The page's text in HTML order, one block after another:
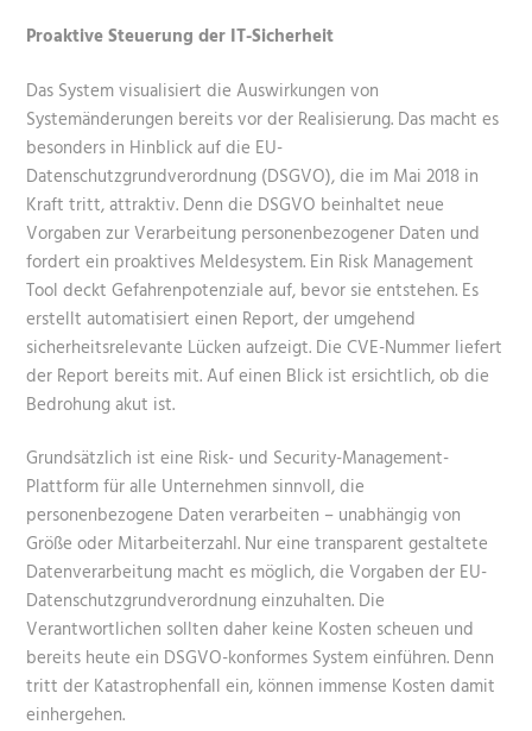
Proaktive Steuerung der IT-Sicherheit
Das System visualisiert die Auswirkungen von
Systemänderungen bereits vor der Realisierung. Das macht es
besonders in Hinblick auf die EU-
Datenschutzgrundverordnung (DSGVO), die im Mai 2018 in
Kraft tritt, attraktiv. Denn die DSGVO beinhaltet neue
Vorgaben zur Verarbeitung personenbezogener Daten und
fordert ein proaktives Meldesystem. Ein Risk Management
Tool deckt Gefahrenpotenziale auf, bevor sie entstehen. Es
erstellt automatisiert einen Report, der umgehend
sicherheitsrelevante Lücken aufzeigt. Die CVE-Nummer liefert
der Report bereits mit. Auf einen Blick ist ersichtlich, ob die
Bedrohung akut ist.
Grundsätzlich ist eine Risk- und Security-Management-
Plattform für alle Unternehmen sinnvoll, die
personenbezogene Daten verarbeiten – unabhängig von
Größe oder Mitarbeiterzahl. Nur eine transparent gestaltete
Datenverarbeitung macht es möglich, die Vorgaben der EU-
Datenschutzgrundverordnung einzuhalten. Die
Verantwortlichen sollten daher keine Kosten scheuen und
bereits heute ein DSGVO-konformes System einführen. Denn
tritt der Katastrophenfall ein, können immense Kosten damit
einhergehen.